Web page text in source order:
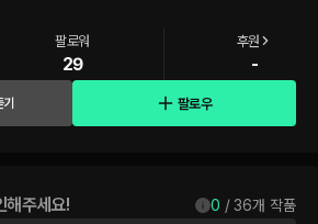
팔로워
29
후원
-
팔로우
해주세요! 0 / 36개 작품